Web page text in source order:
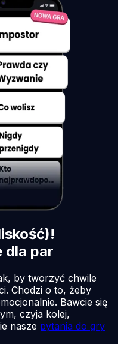
dla par
by tworzyć chwile
Chodzi o to, żeby
Bawcie się
czyja kolej,
nasze pytania do gry